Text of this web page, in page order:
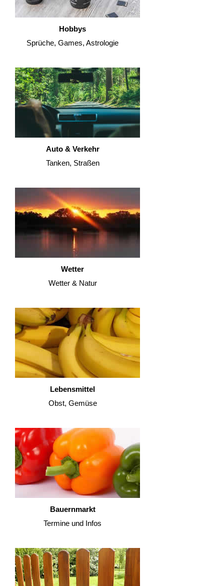
Hobbys
Sprüche, Games, Astrologie
Auto & Verkehr
Tanken, Straßen
Wetter
Wetter & Natur
Lebensmittel
Obst, Gemüse
Bauernmarkt
Termine und Infos